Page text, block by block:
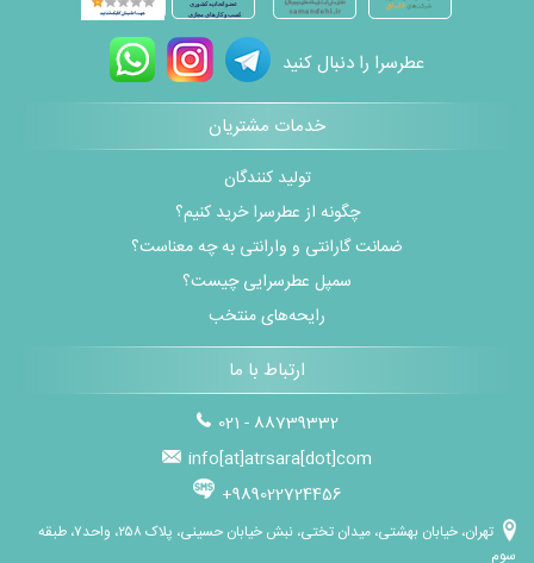
عطرسرا را دنبال کنید
خدمات مشتریان
تولید کنندگان
چگونه از عطرسرا خرید کنیم؟
ضمانت گارانتی و وارانتی به چه معناست؟
سمپل عطرسرایی چیست؟
رایحه‌های منتخب
ارتباط با ما
021 - 88739332
info[at]atrsara[dot]com
+989022724456
تهران، خیابان بهشتی، میدان تختی، نبش خیابان حسینی، پلاک ۲۵۸، واحد۷، طبقه
سوم